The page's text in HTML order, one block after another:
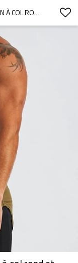
DÉBARDEURS ATHLÉTIQUES EN COTON À COL ROND ET DOS NAGEUR PERSONNALISÉS POUR HOMMES-AKTIK